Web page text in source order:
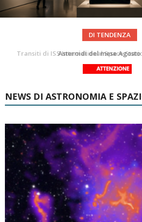
DI TENDENZA
La Luna del Mese –
NEWS DI ASTRONOMIA E